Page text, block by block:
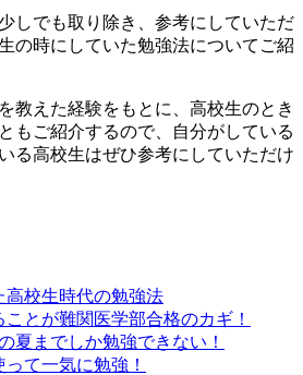
しでも取り除き、参考にしていただ
の時にしていた勉強法についてご紹
教えた経験をもとに、高校生のとき
もご紹介するので、自分がしている
る高校生はぜひ参考にしていただけ
高校生時代の勉強法
とが難関医学部合格のカギ！
夏までしか勉強できない！
て一気に勉強！